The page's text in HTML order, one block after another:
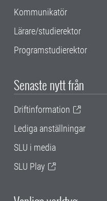
Kommunikatör
Lärare/studierektor
Programstudierektor
Senaste nytt från
Driftinformation
Lediga anställningar
SLU i media
SLU Play